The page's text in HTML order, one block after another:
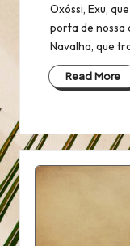
Oxóssi, Exu,
porta de nossa
Navalha, que
Read More